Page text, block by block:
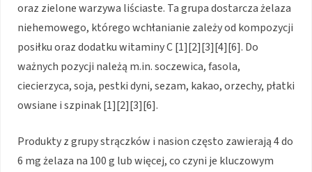
oraz zielone warzywa liściaste. Ta grupa dostarcza żelaza
niehemowego, którego wchłanianie zależy od kompozycji
posiłku oraz dodatku witaminy C [1][2][3][4][6]. Do
ważnych pozycji należą m.in. soczewica, fasola,
ciecierzyca, soja, pestki dyni, sezam, kakao, orzechy, płatki
owsiane i szpinak [1][2][3][6].
Produkty z grupy strączków i nasion często zawierają 4 do
6 mg żelaza na 100 g lub więcej, co czyni je kluczowym